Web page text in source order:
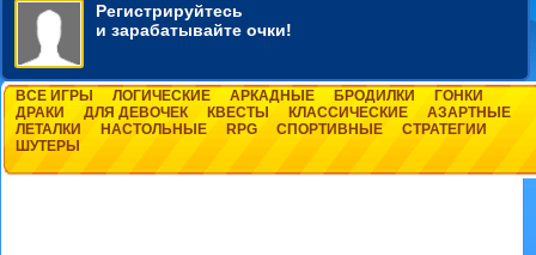
Регистрируйтесь
и зарабатывайте очки!
ВСЕ ИГРЫ ЛОГИЧЕСКИЕ АРКАДНЫЕ БРОДИЛКИ
ГОНКИ
ДРАКИ
ДЛЯ ДЕВОЧЕК КВЕСТЫ КЛАССИЧЕСКИЕ
АЗАРТНЫЕ
ЛЕТАЛКИ
НАСТОЛЬНЫЕ RPG СПОРТИВНЫЕ
СТРАТЕГИИ
ШУТЕРЫ